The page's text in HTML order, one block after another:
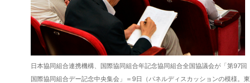
日本協同組合連携機構、国際協同組合年記念協同組合全国協議会が「第97回
国際協同組合デー記念中央集会」＝9日（パネルディスカッションの模様。東